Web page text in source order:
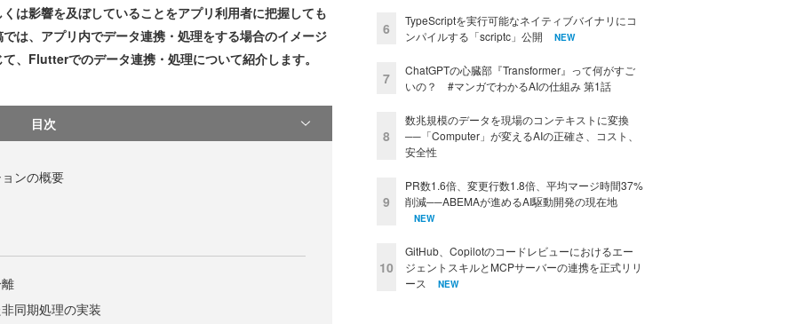
は影響を及ぼしていることをアプリ利用者に把握しても
は、アプリ内でデータ連携・処理をする場合のイメージ
、Flutterでのデータ連携・処理について紹介します。
目次
ンの概要
同期処理の実装
6
TypeScriptを実行可能なネイティブバイナリにコ
ンパイルする「scriptc」公開
NEW
7
ChatGPTの心臓部『Transformer』って何がすご
いの？ #マンガでわかるAIの仕組み 第1話
8
数兆規模のデータを現場のコンテキストに変換
──「Computer」が変えるAIの正確さ、コスト、
安全性
9
PR数1.6倍、変更行数1.8倍、平均マージ時間37%
削減──ABEMAが進めるAI駆動開発の現在地
NEW
10
GitHub、Copilotのコードレビューにおけるエー
ジェントスキルとMCPサーバーの連携を正式リリ
ース
NEW